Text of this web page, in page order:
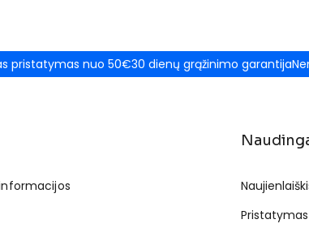
pristatymas nuo 50€30 dienų grąžinimo garantija
Pristatymas